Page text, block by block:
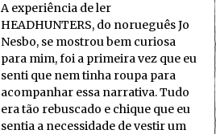
A experiência de ler
HEADHUNTERS, do norueguês Jo
Nesbo, se mostrou bem curiosa
para mim, foi a primeira vez que eu
senti que nem tinha roupa para
acompanhar essa narrativa. Tudo
era tão rebuscado e chique que eu
sentia a necessidade de vestir um